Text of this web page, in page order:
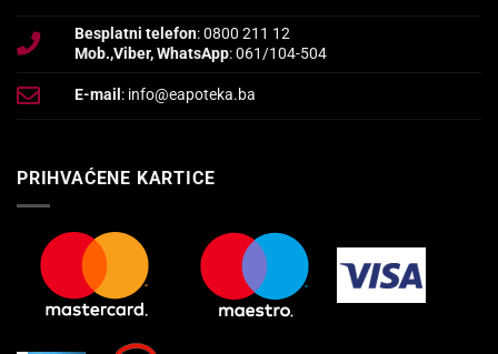
Besplatni telefon: 0800 211 12
Mob.,Viber, WhatsApp: 061/104-504
E-mail : info@eapoteka.ba
PRIHVAĆENE KARTICE